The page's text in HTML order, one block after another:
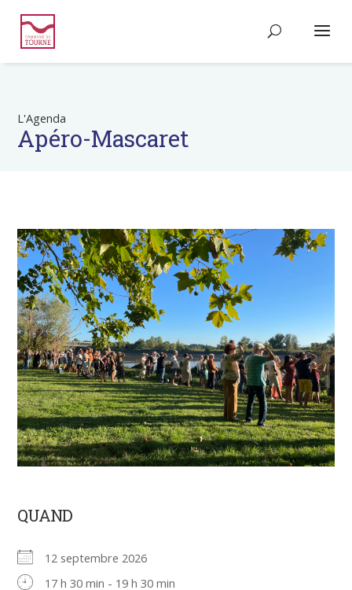
L'Agenda
Apéro-Mascaret
QUAND
12 septembre 2026
17 h 30 min - 19 h 30 min